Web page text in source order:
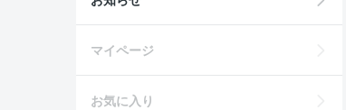
マイページ
お気に入り